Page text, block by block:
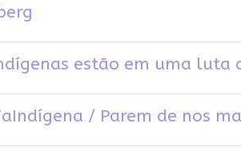
estão em uma luta
/ Parem de nos